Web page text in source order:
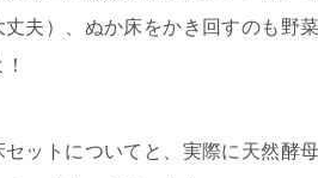
夫）
ぬか床をかき回すのも野
ットについてと、実際に天然酵